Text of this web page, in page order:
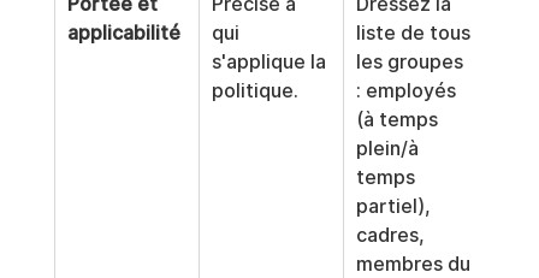
Portée et
applicabilité
Précise à
qui
s'applique la
politique.
Dressez la
liste de tous
les groupes
: employés
(à temps
plein/à
temps
partiel),
cadres,
membres du